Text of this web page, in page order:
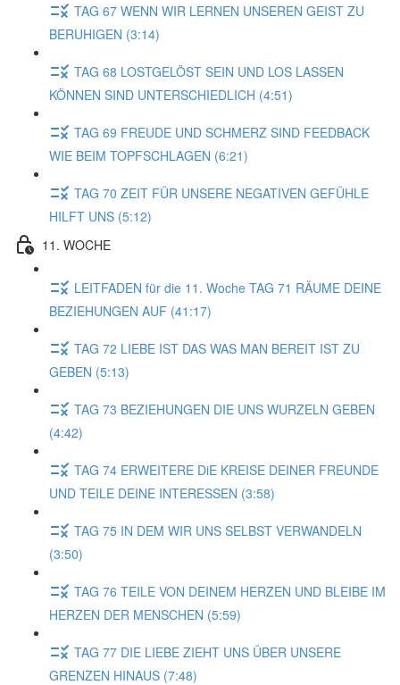
TAG 67 WENN WIR LERNEN UNSEREN GEIST ZU
BERUHIGEN (3:14)
TAG 68 LOSTGELÖST SEIN UND LOS LASSEN
KÖNNEN SIND UNTERSCHIEDLICH (4:51)
TAG 69 FREUDE UND SCHMERZ SIND FEEDBACK
WIE BEIM TOPFSCHLAGEN (6:21)
TAG 70 ZEIT FÜR UNSERE NEGATIVEN GEFÜHLE
HILFT UNS (5:12)
11. WOCHE
LEITFADEN für die 11. Woche TAG 71 RÄUME DEINE
BEZIEHUNGEN AUF (41:17)
TAG 72 LIEBE IST DAS WAS MAN BEREIT IST ZU
GEBEN (5:13)
TAG 73 BEZIEHUNGEN DIE UNS WURZELN GEBEN
(4:42)
TAG 74 ERWEITERE DiE KREISE DEINER FREUNDE
UND TEILE DEINE INTERESSEN (3:58)
TAG 75 IN DEM WIR UNS SELBST VERWANDELN
(3:50)
TAG 76 TEILE VON DEINEM HERZEN UND BLEIBE IM
HERZEN DER MENSCHEN (5:59)
TAG 77 DIE LIEBE ZIEHT UNS ÜBER UNSERE
GRENZEN HINAUS (7:48)